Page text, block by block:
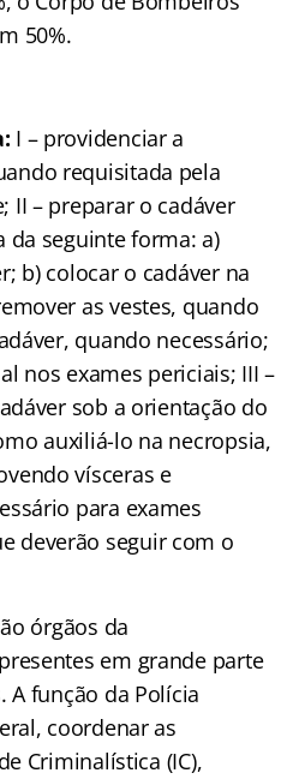
50%.
I – providenciar a
requisitada pela
II – preparar o cadáver
da seguinte forma: a)
b) colocar o cadáver na
as vestes, quando
quando necessário;
nos exames periciais; III –
sob a orientação do
auxiliá-lo na necropsia,
vísceras e
para exames
deverão seguir com o
órgãos da
em grande parte
A função da Polícia
coordenar as
Criminalística (IC),